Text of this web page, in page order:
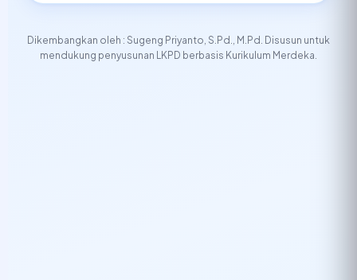
Dikembangkan oleh : Sugeng Priyanto, S.Pd., M.Pd. Disusun untuk
mendukung penyusunan LKPD berbasis Kurikulum Merdeka.